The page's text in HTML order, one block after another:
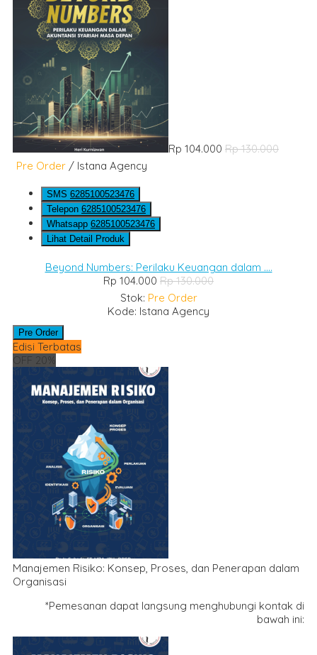
Rp 104.000 Rp 130.000
Pre Order / Istana Agency
SMS 6285100523476
Telepon 6285100523476
Whatsapp 6285100523476
Lihat Detail Produk
Beyond Numbers: Perilaku Keuangan dalam ....
Rp 104.000 Rp 130.000
Stok: Pre Order
Kode: Istana Agency
Pre Order
Edisi Terbatas
OFF 20%
Manajemen Risiko: Konsep, Proses, dan Penerapan dalam
Organisasi
*Pemesanan dapat langsung menghubungi kontak di
bawah ini: